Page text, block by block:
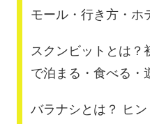
モール・行き方・ホ
スクンビットとは？
で泊まる・食べる・
バラナシとは？ ヒ